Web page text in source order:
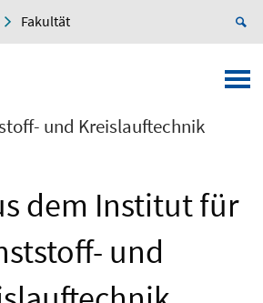
Fakultät
und Kreislauftechnik
dem Institut für
und